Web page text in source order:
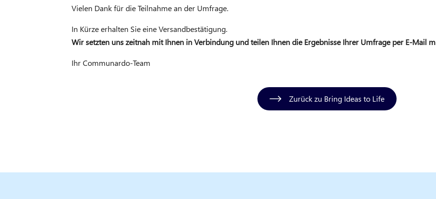
Vielen Dank für die Teilnahme an der Umfrage.
In Kürze erhalten Sie eine Versandbestätigung.
Wir setzten uns zeitnah mit Ihnen in Verbindung und teilen Ihnen die Ergebnisse Ihrer Umfrage per E-Mail
Ihr Communardo-Team
Zurück zu Bring Ideas to Life